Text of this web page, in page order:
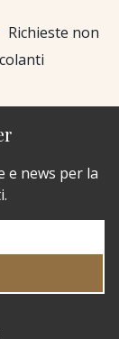
Richieste non
e news per la